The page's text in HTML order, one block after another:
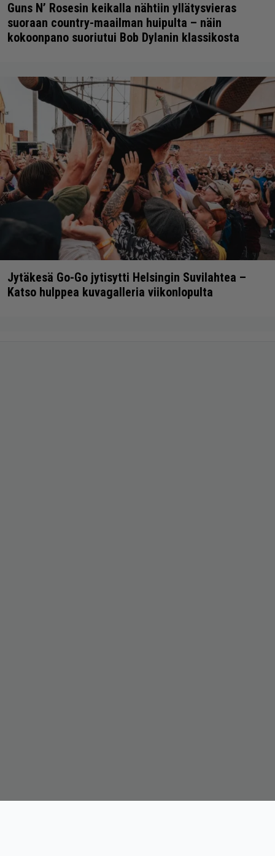
Guns N’ Rosesin keikalla nähtiin yllätysvieras
suoraan country-maailman huipulta – näin
kokoonpano suoriutui Bob Dylanin klassikosta
Jytäkesä Go-Go jytisytti Helsingin Suvilahtea –
Katso hulppea kuvagalleria viikonlopulta